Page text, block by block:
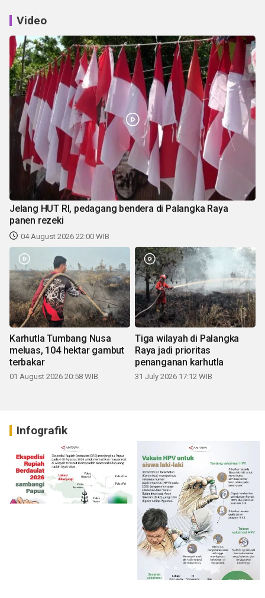
Video
Jelang HUT RI, pedagang bendera di Palangka Raya
panen rezeki
04 August 2026 22:00 WIB
Karhutla Tumbang Nusa
meluas, 104 hektar gambut
terbakar
01 August 2026 20:58 WIB
Tiga wilayah di Palangka
Raya jadi prioritas
penanganan karhutla
31 July 2026 17:12 WIB
Infografik